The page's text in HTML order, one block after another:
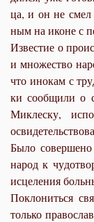
ца, и он не
ным на иконе с
Из­ве­стие о
и мно­же­ство
что ино­кам с
ки со­об­щи­ли о
Ми­клес­ку,
Бы­ло со­вер­ше­но
на­род к
ис­це­ле­ния
По­кло­нить­ся
толь­ко